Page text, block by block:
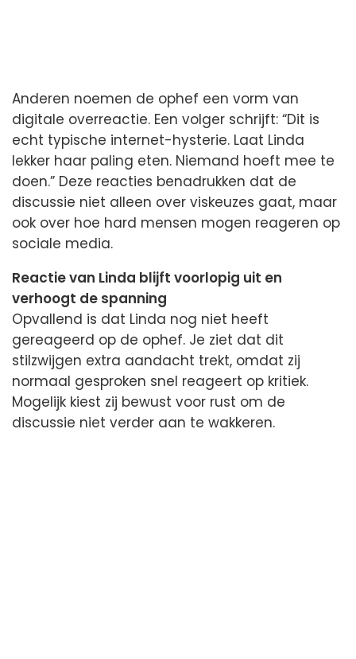
Anderen noemen de ophef een vorm van
digitale overreactie. Een volger schrijft: “Dit is
echt typische internet-hysterie. Laat Linda
lekker haar paling eten. Niemand hoeft mee te
doen.” Deze reacties benadrukken dat de
discussie niet alleen over viskeuzes gaat, maar
ook over hoe hard mensen mogen reageren op
sociale media.
Reactie van Linda blijft voorlopig uit en
verhoogt de spanning
Opvallend is dat Linda nog niet heeft
gereageerd op de ophef. Je ziet dat dit
stilzwijgen extra aandacht trekt, omdat zij
normaal gesproken snel reageert op kritiek.
Mogelijk kiest zij bewust voor rust om de
discussie niet verder aan te wakkeren.